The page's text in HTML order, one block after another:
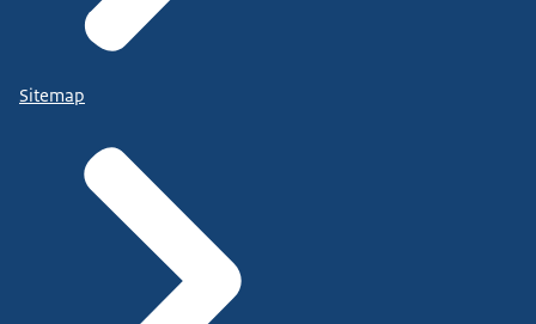
Sitemap